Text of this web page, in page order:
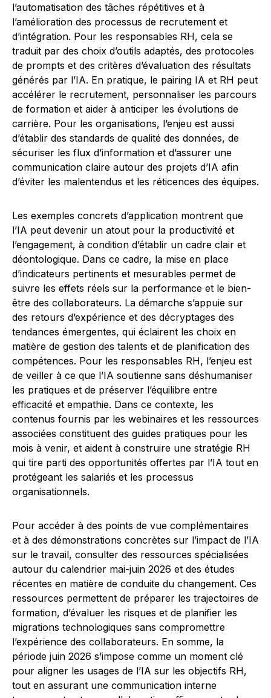
l’automatisation des tâches répétitives et à
l’amélioration des processus de recrutement et
d’intégration. Pour les responsables RH, cela se
traduit par des choix d’outils adaptés, des protocoles
de prompts et des critères d’évaluation des résultats
générés par l’IA. En pratique, le pairing IA et RH peut
accélérer le recrutement, personnaliser les parcours
de formation et aider à anticiper les évolutions de
carrière. Pour les organisations, l’enjeu est aussi
d’établir des standards de qualité des données, de
sécuriser les flux d’information et d’assurer une
communication claire autour des projets d’IA afin
d’éviter les malentendus et les réticences des équipes.
Les exemples concrets d’application montrent que
l’IA peut devenir un atout pour la productivité et
l’engagement, à condition d’établir un cadre clair et
déontologique. Dans ce cadre, la mise en place
d’indicateurs pertinents et mesurables permet de
suivre les effets réels sur la performance et le bien-
être des collaborateurs. La démarche s’appuie sur
des retours d’expérience et des décryptages des
tendances émergentes, qui éclairent les choix en
matière de gestion des talents et de planification des
compétences. Pour les responsables RH, l’enjeu est
de veiller à ce que l’IA soutienne sans déshumaniser
les pratiques et de préserver l’équilibre entre
efficacité et empathie. Dans ce contexte, les
contenus fournis par les webinaires et les ressources
associées constituent des guides pratiques pour les
mois à venir, et aident à construire une stratégie RH
qui tire parti des opportunités offertes par l’IA tout en
protégeant les salariés et les processus
organisationnels.
Pour accéder à des points de vue complémentaires
et à des démonstrations concrètes sur l’impact de l’IA
sur le travail, consulter des ressources spécialisées
autour du calendrier mai-juin 2026 et des études
récentes en matière de conduite du changement. Ces
ressources permettent de préparer les trajectoires de
formation, d’évaluer les risques et de planifier les
migrations technologiques sans compromettre
l’expérience des collaborateurs. En somme, la
période juin 2026 s’impose comme un moment clé
pour aligner les usages de l’IA sur les objectifs RH,
tout en assurant une communication interne